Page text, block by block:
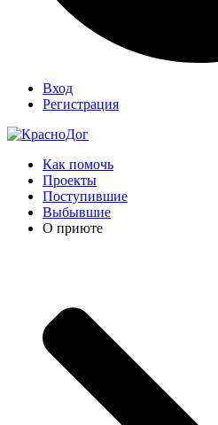
Вход
Регистрация
Как помочь
Проекты
Поступившие
Выбывшие
О приюте